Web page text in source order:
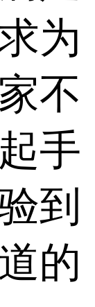
为
不
手
到
的